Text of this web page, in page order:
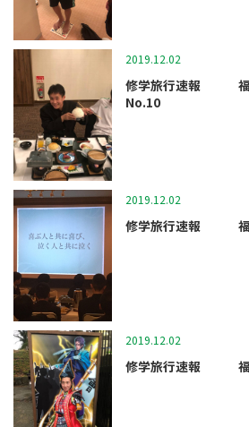
2019.12.02
修学旅行速報 福
No.10
2019.12.02
修学旅行速報 福
2019.12.02
修学旅行速報 福